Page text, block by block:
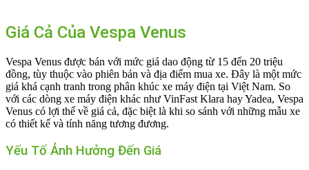
Giá Cả Của Vespa Venus
Vespa Venus được bán với mức giá dao động từ 15 đến 20 triệu
đồng, tùy thuộc vào phiên bản và địa điểm mua xe. Đây là một mức
giá khá cạnh tranh trong phân khúc xe máy điện tại Việt Nam. So
với các dòng xe máy điện khác như VinFast Klara hay Yadea, Vespa
Venus có lợi thế về giá cả, đặc biệt là khi so sánh với những mẫu xe
có thiết kế và tính năng tương đương.
Yếu Tố Ảnh Hưởng Đến Giá